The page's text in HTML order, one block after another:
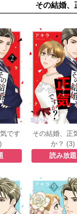
その結婚、
です
その結婚、正
か？ (3)
読み放題